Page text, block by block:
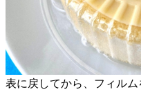
表に戻してから、フィル